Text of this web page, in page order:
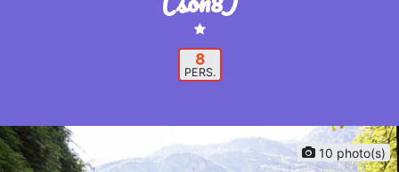
8
PERS.
10 photo(s)